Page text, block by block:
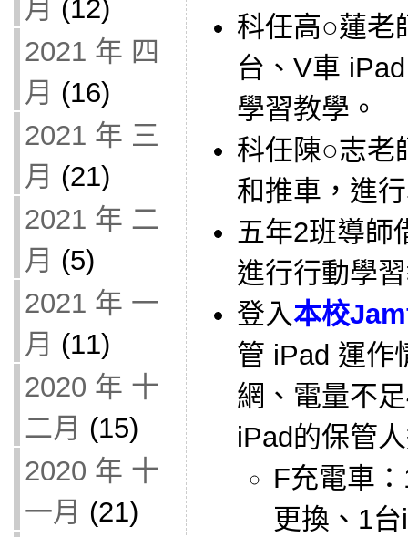
月 (12)
2021 年 四
月 (16)
2021 年 三
月 (21)
2021 年 二
月 (5)
2021 年 一
月 (11)
2020 年 十
二月 (15)
2020 年 十
一月 (21)
科任高○蓮老
台、V車
學習教學。
科任陳○志老
和推車，進
五年2班導師
進行行動學
登入本校
管 iPad 運作
網、電量不
iPad的保管
F充電車
更換、1